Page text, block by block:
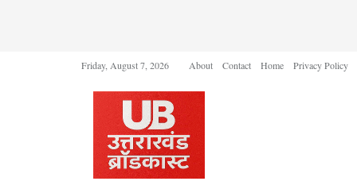
Friday, August 7, 2026 About Contact Home Privacy Policy